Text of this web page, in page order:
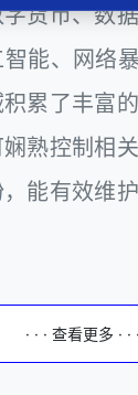
货币、数
能、网络
累了丰富
熟控制相
能有效维
· · · 查看更多 · · ·